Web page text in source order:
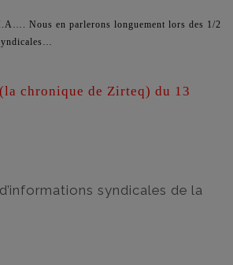
Nous en parlerons longuement lors des 1/2
chronique de Zirteq) du 13
syndicales de la